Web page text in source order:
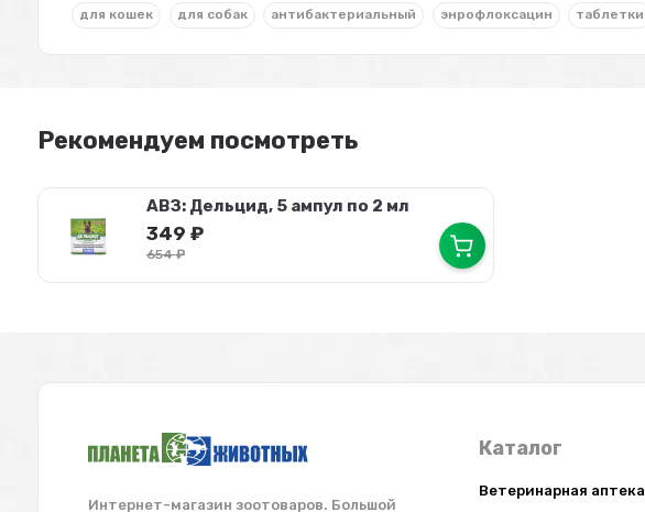
для кошек для собак антибактериальный энрофлоксацин таблетки
Рекомендуем посмотреть
АВЗ: Дельцид, 5 ампул по 2 мл
349 ₽
654₽
Интернет-магазин зоотоваров. Большой
Каталог
Ветеринарная аптека